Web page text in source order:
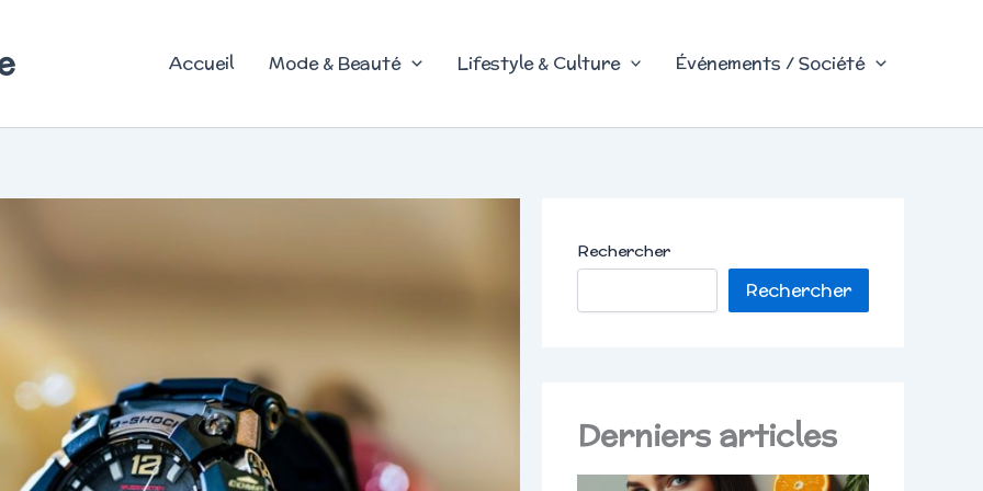
Accueil Mode & Beauté Lifestyle & Culture Événements / Société
Rechercher
Rechercher
Derniers articles